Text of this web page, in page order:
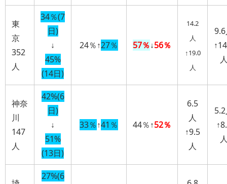
東
京
352
人
34％(7
日)
↓
45%
(14日)
24％↑27％ 57％↓56％
14.2
人
↑19.0
人
神奈
川
147
人
42%(6
日)
↓
51%
(13日)
33％↑41％ 44％↑52％
6.5
人
↑9.5
人
27%(6